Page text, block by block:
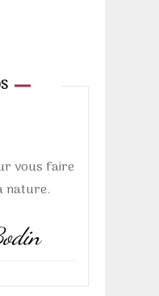
vous faire
nature.